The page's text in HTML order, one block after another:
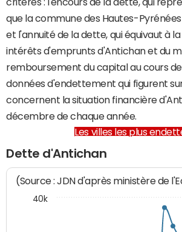
que la commune des Hautes-
et l'annuité de la dette, qui équivaut à
intérêts d'emprunts d'Antichan et du
remboursement du capital au cours de
données d'endettement qui figurent
concernent la situation financière
décembre de chaque année.
Les villes les plus
Dette d'Antichan
(Source : JDN d'après ministère de
40k